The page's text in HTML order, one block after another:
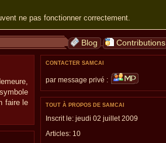
ne pas fonctionner correctement.
Blog Contributions
faire le
CONTACTER SAMCAI
par message privé :
TOUT À PROPOS DE SAMCAI
Inscrit le: jeudi 02 juillet 2009
Articles: 10